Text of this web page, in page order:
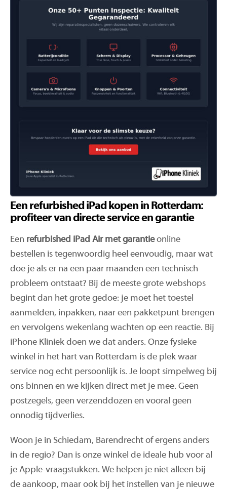
Een refurbished iPad kopen in Rotterdam:
profiteer van directe service en garantie
Een refurbished iPad Air met garantieonline
bestellen is tegenwoordig heel eenvoudig, maar wat
doe je als er na een paar maanden een technisch
probleem ontstaat? Bij de meeste grote webshops
begint dan het grote gedoe: je moet het toestel
aanmelden, inpakken, naar een pakketpunt brengen
en vervolgens wekenlang wachten op een reactie. Bij
iPhone Kliniek doen we dat anders. Onze fysieke
winkel in het hart van Rotterdam is de plek waar
service nog echt persoonlijk is. Je loopt simpelweg bij
ons binnen en we kijken direct met je mee. Geen
postzegels, geen verzenddozen en vooral geen
onnodig tijdverlies.
Woon je in Schiedam, Barendrecht of ergens anders
in de regio? Dan is onze winkel de ideale hub voor al
je Apple-vraagstukken. We helpen je niet alleen bij
de aankoop, maar ook bij het instellen van je nieuwe